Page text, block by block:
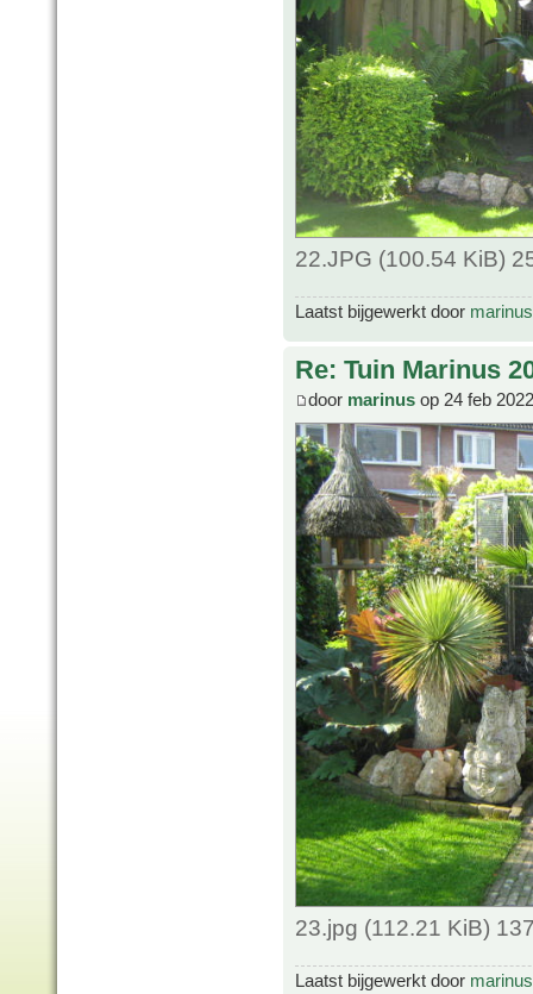
22.JPG (100.54 KiB)
Laatst bijgewerkt door marinus
Re: Tuin Marinus
door marinus op 24 feb
23.jpg (112.21 KiB)
Laatst bijgewerkt door marinus